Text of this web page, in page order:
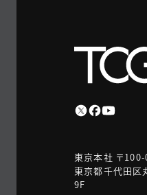
東京本社 〒
東京都千代田区
9F